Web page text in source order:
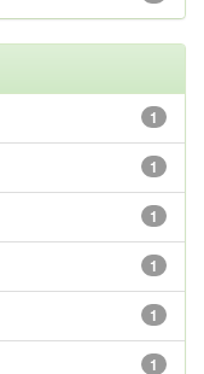
1
1
1
1
1
1